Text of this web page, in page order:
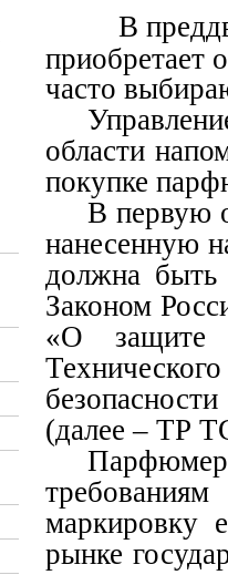
В
приобретает
часто
области
покупке
В первую
нанесенную
должна быть
Законом
«О защите
(далее – ТР
маркировку
рынке